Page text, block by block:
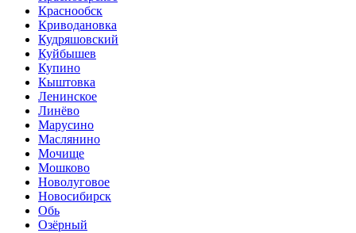
Краснообск
Криводановка
Кудряшовский
Куйбышев
Купино
Кыштовка
Ленинское
Линёво
Марусино
Маслянино
Мочище
Мошково
Новолуговое
Новосибирск
Обь
Озёрный